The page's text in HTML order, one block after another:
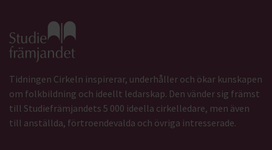
Gå till studiefrämjandets startsida
Tidningen Cirkeln inspirerar, underhåller och ökar kunskapen
om folkbildning och ideellt ledarskap. Den vänder sig främst
till Studiefrämjandets 5 000 ideella cirkelledare, men även
till anställda, förtroendevalda och övriga intresserade.